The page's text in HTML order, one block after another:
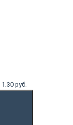
1.30 руб.